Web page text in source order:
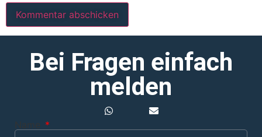
Bei Fragen einfach
melden